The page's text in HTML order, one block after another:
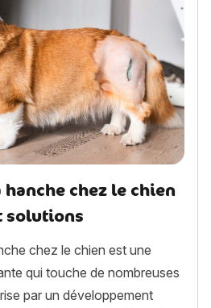
chez le chien
solutions
chez le chien est une
qui touche de nombreuses
par un développement